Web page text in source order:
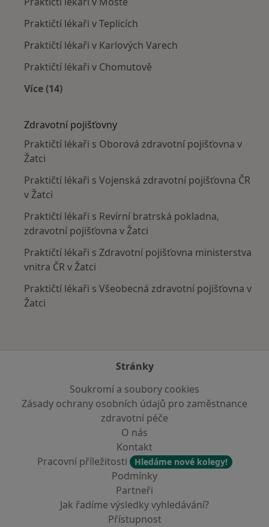
Praktičtí lékaři v Teplicích
Praktičtí lékaři v Karlových Varech
Praktičtí lékaři v Chomutově
Více (14)
Zdravotní pojišťovny
Praktičtí lékaři s Oborová zdravotní pojišťovna v
Žatci
Praktičtí lékaři s Vojenská zdravotní pojišťovna ČR
v Žatci
Praktičtí lékaři s Revírní bratrská pokladna,
zdravotní pojišťovna v Žatci
Praktičtí lékaři s Zdravotní pojišťovna ministerstva
vnitra ČR v Žatci
Praktičtí lékaři s Všeobecná zdravotní pojišťovna v
Žatci
Stránky
Soukromí a soubory cookies
Zásady ochrany osobních údajů pro zaměstnance
zdravotní péče
O nás
Kontakt
Pracovní příležitosti
Hledáme nové kolegy!
Podmínky
Partneři
Jak řadíme výsledky vyhledávání?
Přístupnost